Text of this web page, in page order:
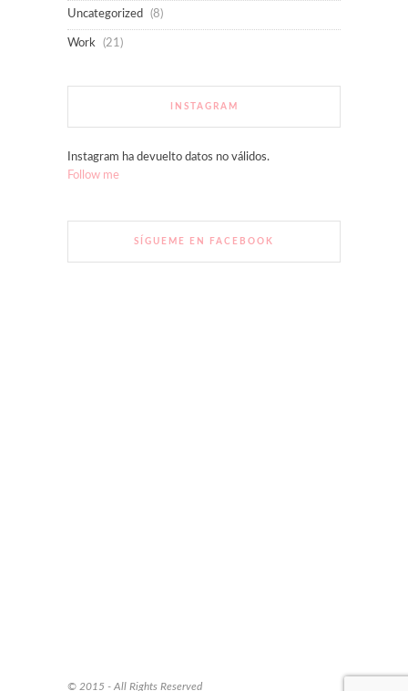
Uncategorized (8)
Work (21)
INSTAGRAM
Instagram ha devuelto datos no válidos.
Follow me
SÍGUEME EN FACEBOOK
© 2015 - All Rights Reserved